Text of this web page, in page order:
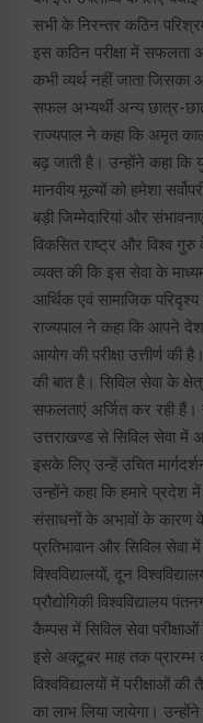
सभी के निरन्तर कठिन
इस कठिन परीक्षा में सफलता
कभी व्यर्थ नहीं जाता
सफल अभ्यर्थी अन्य छात्र-
राज्यपाल ने कहा कि अमृत
बढ़ जाती है। उन्होंने कहा कि
मानवीय मूल्यों को हमेशा
बड़ी जिम्मेदारियां और
विकसित राष्ट्र और विश्व
व्यक्त की कि इस सेवा के
आर्थिक एवं सामाजिक परिदृश्य
राज्यपाल ने कहा कि आपने
आयोग की परीक्षा उत्तीर्ण
की बात है। सिविल सेवा के
सफलताएं अर्जित कर रही हैं।
उत्तराखण्ड से सिविल सेवा में
इसके लिए उन्हें उचित
उन्होंने कहा कि हमारे प्रदेश
संसाधनों के अभावों के कारण
प्रतिभावान और सिविल सेवा
विश्वविद्यालयों, दून
प्रौद्योगिकी विश्वविद्यालय
कैम्पस में सिविल सेवा परीक्षाओं
इसे अक्टूबर माह तक प्रारम्भ
विश्वविद्यालयों में परीक्षाओं
का लाभ लिया जायेगा।